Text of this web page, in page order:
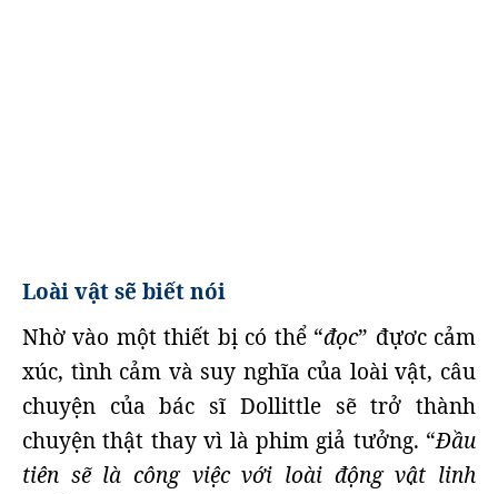
Loài vật sẽ biết nói
Nhờ vào một thiết bị có thể “đọc” đựơc cảm
xúc, tình cảm và suy nghĩa của loài vật, câu
chuyện của bác sĩ Dollittle sẽ trở thành
chuyện thật thay vì là phim giả tưởng. “Đầu
tiên sẽ là công việc với loài động vật linh